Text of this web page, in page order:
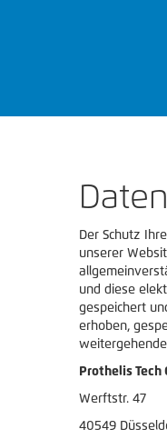
Der Schutz
unserer
und diese
gespeichert
erhoben,
Prothelis Tech
Werftstr. 47
40549